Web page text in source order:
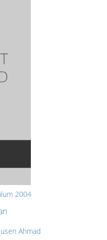
2004
Ahmad